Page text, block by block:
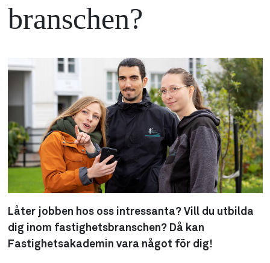
söker du
lägenhet
branschen?
Låter jobben hos oss intressanta? Vill du utbilda
dig inom fastighetsbranschen? Då kan
Fastighetsakademin vara något för dig!